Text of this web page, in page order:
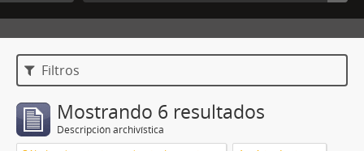
Filtros
Mostrando 6 resultados
Descripción archivística